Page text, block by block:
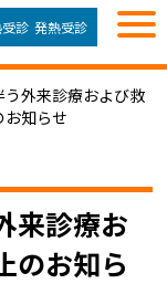
発熱受診
外来診療および救
知らせ
来診療お
のお知ら